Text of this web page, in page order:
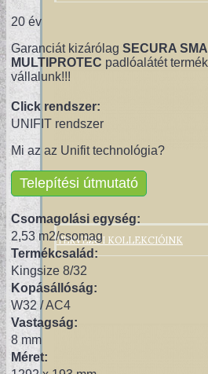
TERVEZŐI KOLLEKCIÓINK
20 év
Garanciát kizárólag SECURA
MULTIPROTEC padlóalátét
vállalunk!!!
Click rendszer:
UNIFIT rendszer
Mi az az Unifit technológia?
Telepítési útmutató
Csomagolási egység:
2,53 m2/csomag
Termékcsalád:
Kingsize 8/32
Kopásállóság:
W32 / AC4
Vastagság:
8 mm
Méret: